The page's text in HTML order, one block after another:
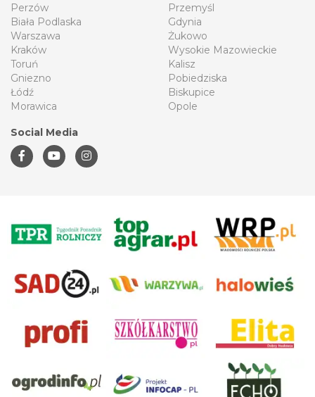
Perzów
Biała Podlaska
Warszawa
Kraków
Toruń
Gniezno
Łódź
Morawica
Przemyśl
Gdynia
Żukowo
Wysokie Mazowieckie
Kalisz
Pobiedziska
Biskupice
Opole
Social Media